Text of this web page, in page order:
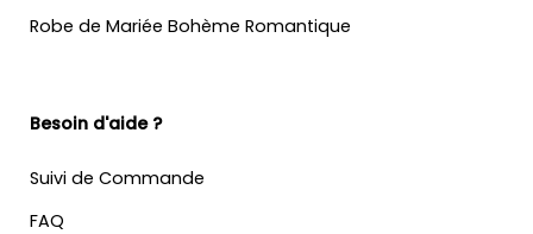
Robe de Mariée Bohème Romantique
Besoin d'aide ?
Suivi de Commande
FAQ